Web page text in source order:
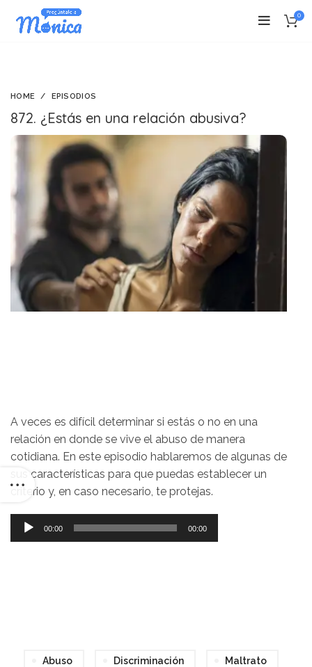
0
HOME EPISODIOS
872. ¿Estás en una relación abusiva?
A veces es difícil determinar si estás o no en una
relación en donde se vive el abuso de manera
cotidiana. En este episodio hablaremos de algunas de
sus características para que puedas establecer un
criterio y, en caso necesario, te protejas.
Reproductor
de
00:00 00:00
Abuso Discriminación Maltrato